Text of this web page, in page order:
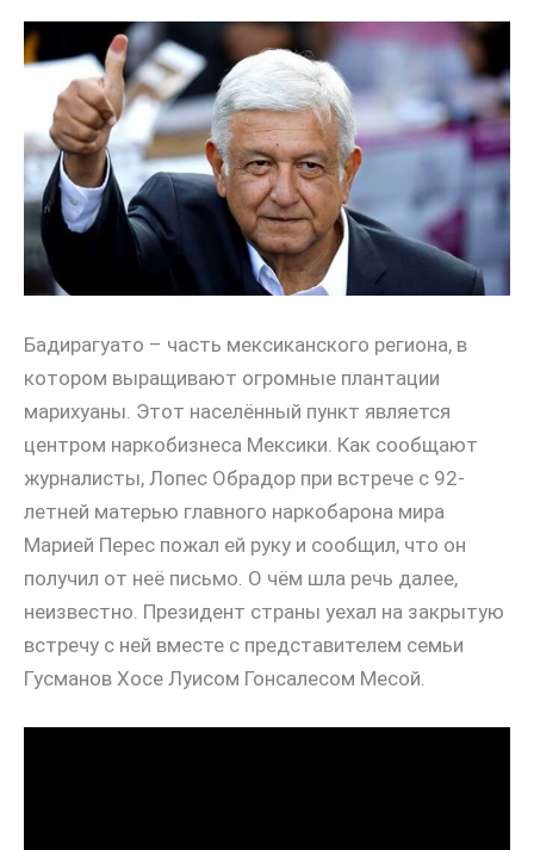
Бадирагуато – часть мексиканского региона, в
котором выращивают огромные плантации
марихуаны. Этот населённый пункт является
центром наркобизнеса Мексики. Как сообщают
журналисты, Лопес Обрадор при встрече с 92-
летней матерью главного наркобарона мира
Марией Перес пожал ей руку и сообщил, что он
получил от неё письмо. О чём шла речь далее,
неизвестно. Президент страны уехал на закрытую
встречу с ней вместе с представителем семьи
Гусманов Хосе Луисом Гонсалесом Месой.